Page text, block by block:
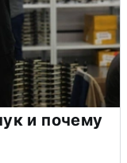
и почему